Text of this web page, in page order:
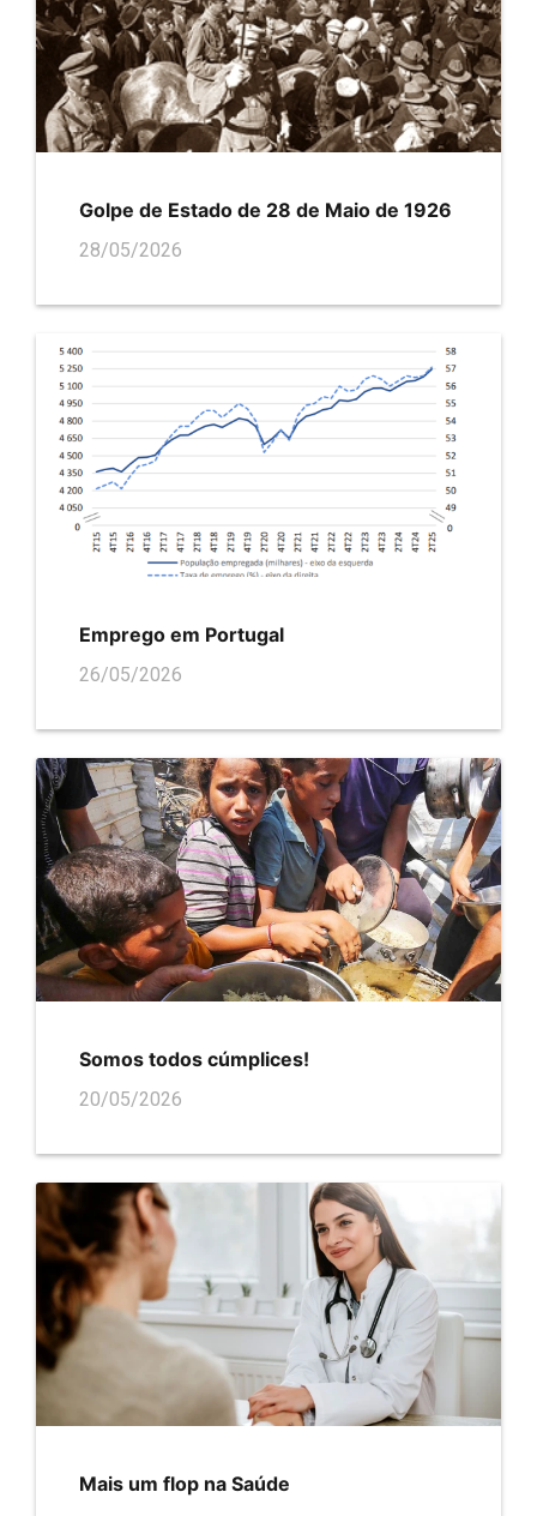
Golpe de Estado de 28 de Maio de 1926
28/05/2026
Emprego em Portugal
26/05/2026
Somos todos cúmplices!
20/05/2026
Mais um flop na Saúde